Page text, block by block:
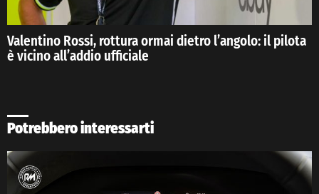
Valentino Rossi, rottura ormai dietro l’angolo: il pilota
è vicino all’addio ufficiale
Potrebbero interessarti